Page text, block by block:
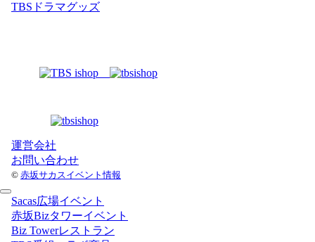
TBSドラマグッズ
運営会社
お問い合わせ
© 赤坂サカスイベント情報
Sacas広場イベント
赤坂Bizタワーイベント
Biz Towerレストラン